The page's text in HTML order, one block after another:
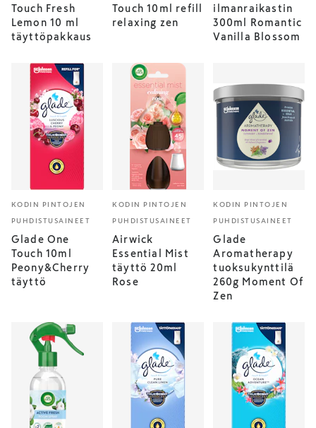
Touch Fresh
Lemon 10 ml
täyttöpakkaus
Touch 10ml refill
relaxing zen
ilmanraikastin
300ml Romantic
Vanilla Blossom
KODIN PINTOJEN
PUHDISTUSAINEET
Glade One
Touch 10ml
Peony&Cherry
täyttö
KODIN PINTOJEN
PUHDISTUSAINEET
Airwick
Essential Mist
täyttö 20ml
Rose
KODIN PINTOJEN
PUHDISTUSAINEET
Glade
Aromatherapy
tuoksukynttilä
260g Moment Of
Zen